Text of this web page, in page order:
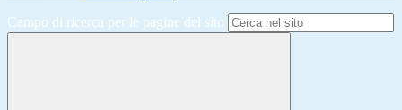
Campo di ricerca per le pagine del sito